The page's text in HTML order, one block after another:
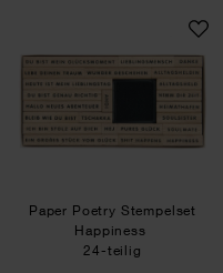
Paper
Paper Poetry Stempelset
Happiness
24-teilig